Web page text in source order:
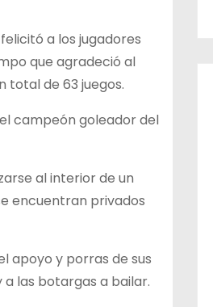
a los jugadores
que agradeció al
total de 63 juegos.
campeón goleador del
al interior de un
encuentran privados
apoyo y porras de sus
las botargas a bailar.